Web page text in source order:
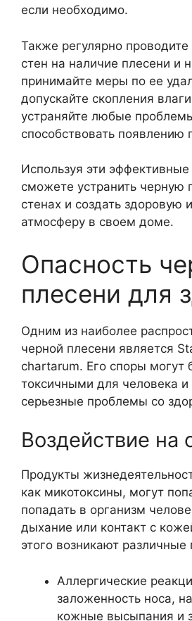
если необходимо.
Также регулярно проводите
стен на наличие плесени и
принимайте меры по ее
допускайте скопления
устраняйте любые
способствовать появлению
Используя эти
сможете устранить черную
стенах и создать здоровую
атмосферу в своем доме.
Опасность
плесени для
Одним из наиболее
черной плесени является
chartarum. Его споры могут
токсичными для человека
серьезные проблемы со
Воздействие на
Продукты
как микотоксины, могут
попадать в организм
дыхание или контакт с
этого возникают
Аллергические
заложенность носа,
кожные высыпания и